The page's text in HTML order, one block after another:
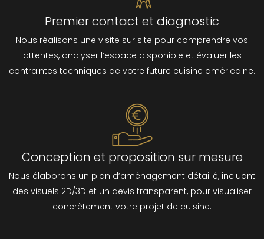
Premier contact et diagnostic
Nous réalisons une visite sur site pour comprendre vos
attentes, analyser l’espace disponible et évaluer les
contraintes techniques de votre future cuisine américaine.
Conception et proposition sur mesure
Nous élaborons un plan d’aménagement détaillé, incluant
des visuels 2D/3D et un devis transparent, pour visualiser
concrètement votre projet de cuisine.